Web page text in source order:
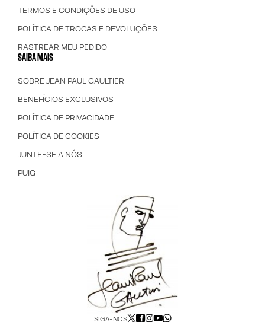
TERMOS E CONDIÇÕES DE USO
POLÍTICA DE TROCAS E DEVOLUÇÕES
RASTREAR MEU PEDIDO
SAIBA MAIS
SOBRE JEAN PAUL GAULTIER
BENEFÍCIOS EXCLUSIVOS
POLÍTICA DE PRIVACIDADE
POLÍTICA DE COOKIES
JUNTE-SE A NÓS
PUIG
SIGA-NOS